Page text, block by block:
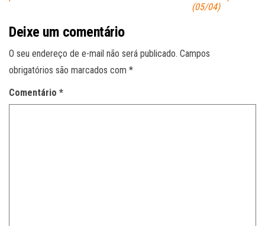
(05/04)
Deixe um comentário
O seu endereço de e-mail não será publicado. Campos
obrigatórios são marcados com *
Comentário *